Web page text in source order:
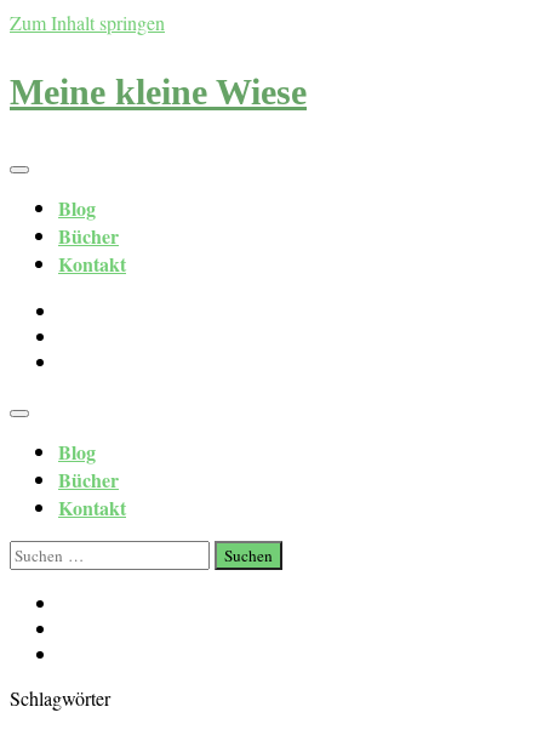
Zum Inhalt springen
Meine kleine Wiese
Blog
Bücher
Kontakt
Blog
Bücher
Kontakt
Suchen
nach:
Schlagwörter